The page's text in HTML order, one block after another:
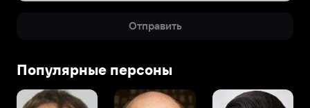
Отправить
Популярные персоны